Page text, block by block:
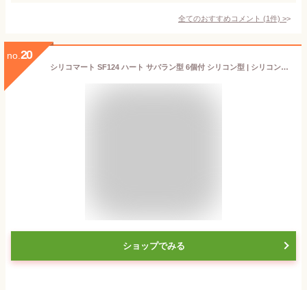
全てのおすすめコメント (1件) >
no. 20
シリコマート SF124 ハート サバラン型 6個付 シリコン型 | シリコンフレックス ハート型 silikomart シリコンゴム型 シリコンモールド
ショップでみる